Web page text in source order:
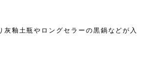
灰釉土瓶やロングセラーの黒鍋などが入